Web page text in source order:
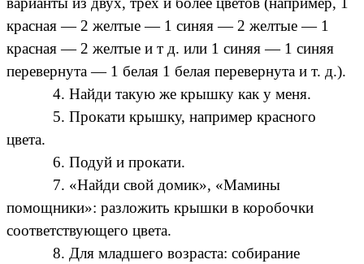
красная — 2 желтые — 1 синяя — 2 желтые — 1
красная — 2 желтые и т д. или 1 синяя — 1 синяя
перевернута — 1 белая 1 белая перевернута и т. д.).
4. Найди такую же крышку как у меня.
5. Прокати крышку, например красного
цвета.
6. Подуй и прокати.
7. «Найди свой домик», «Мамины
помощники»: разложить крышки в коробочки
соответствующего цвета.
8. Для младшего возраста: собирание